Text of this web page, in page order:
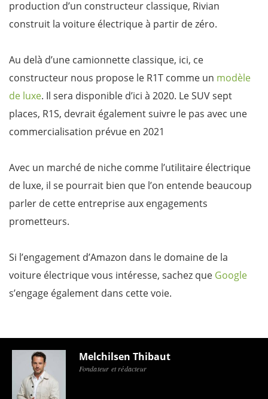
production d’un constructeur classique, Rivian
construit la voiture électrique à partir de zéro.
Au delà d’une camionnette classique, ici, ce
constructeur nous propose le R1T comme un modèle
de luxe. Il sera disponible d’ici à 2020. Le SUV sept
places, R1S, devrait également suivre le pas avec une
commercialisation prévue en 2021
Avec un marché de niche comme l’utilitaire électrique
de luxe, il se pourrait bien que l’on entende beaucoup
parler de cette entreprise aux engagements
prometteurs.
Si l’engagement d’Amazon dans le domaine de la
voiture électrique vous intéresse, sachez que Google
s’engage également dans cette voie.
Melchilsen Thibaut
Fondateur et rédacteur